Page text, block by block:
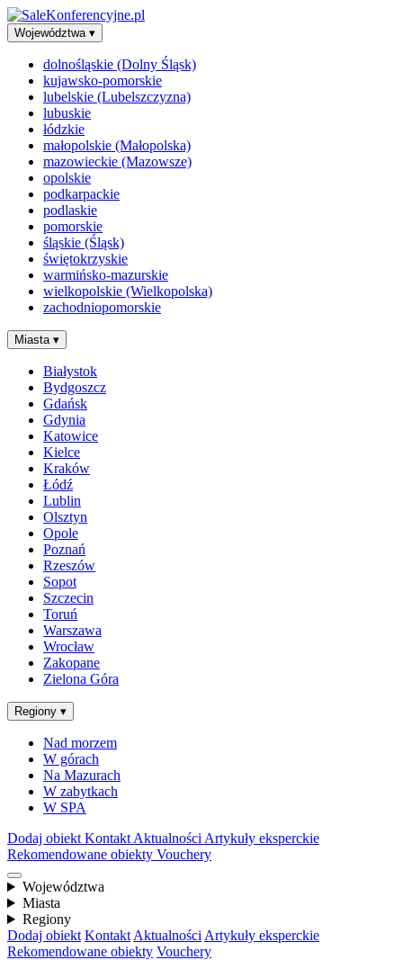
Województwa ▾
dolnośląskie (Dolny Śląsk)
kujawsko-pomorskie
lubelskie (Lubelszczyzna)
lubuskie
łódzkie
małopolskie (Małopolska)
mazowieckie (Mazowsze)
opolskie
podkarpackie
podlaskie
pomorskie
śląskie (Śląsk)
świętokrzyskie
warmińsko-mazurskie
wielkopolskie (Wielkopolska)
zachodniopomorskie
Miasta ▾
Białystok
Bydgoszcz
Gdańsk
Gdynia
Katowice
Kielce
Kraków
Łódź
Lublin
Olsztyn
Opole
Poznań
Rzeszów
Sopot
Szczecin
Toruń
Warszawa
Wrocław
Zakopane
Zielona Góra
Regiony ▾
Nad morzem
W górach
Na Mazurach
W zabytkach
W SPA
Dodaj obiekt Kontakt Aktualności Artykuły eksperckie
Rekomendowane obiekty Vouchery
Województwa
Miasta
Regiony
Dodaj obiekt Kontakt Aktualności Artykuły eksperckie
Rekomendowane obiekty Vouchery